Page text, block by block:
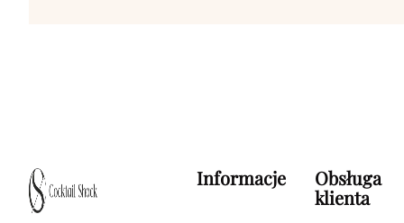
Informacje
Obsługa
klienta